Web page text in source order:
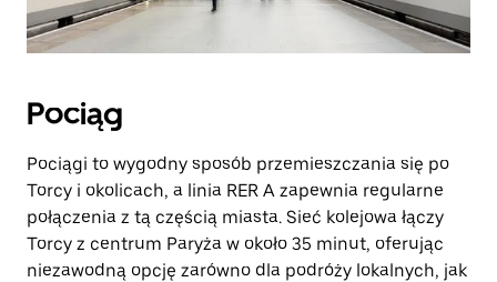
Pociąg
Pociągi to wygodny sposób przemieszczania się po
Torcy i okolicach, a linia RER A zapewnia regularne
połączenia z tą częścią miasta. Sieć kolejowa łączy
Torcy z centrum Paryża w około 35 minut, oferując
niezawodną opcję zarówno dla podróży lokalnych, jak